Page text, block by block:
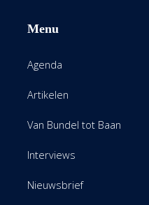
Menu
Agenda
Artikelen
Van Bundel tot Baan
Interviews
Nieuwsbrief